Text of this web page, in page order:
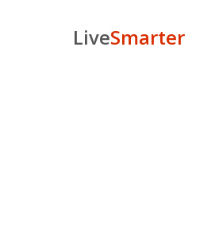
LiveSmarter